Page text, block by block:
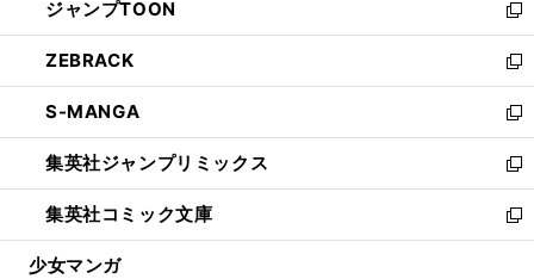
く
で
開
く
ド
ウ
で
開
く
ィ
ン
ド
ウ
で
開
く
い
ウ
ィ
ン
ド
ウ
で
開
く
ジャンプTOON
新
し
い
ウ
ィ
ン
ド
ウ
で
開
ZEBRACK
新
し
い
ウ
ィ
ン
ド
ウ
S-MANGA
新
し
い
ウ
ィ
ン
集英社ジャンプリミックス
新
し
い
ウ
集英社コミック文庫
新
し
少女マンガ